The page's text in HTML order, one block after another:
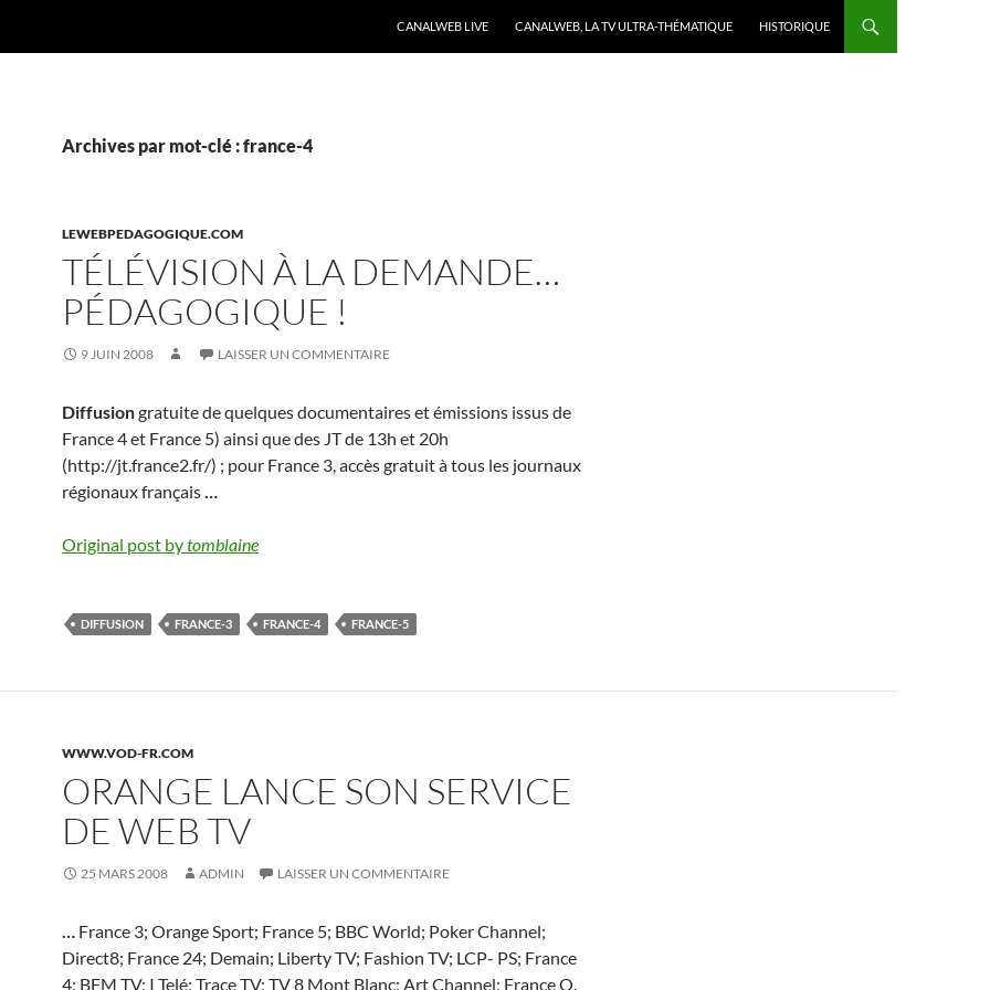
CANALWEB LIVE CANALWEB, LA TV ULTRA-THÉMATIQUE HISTORIQUE
Archives par mot-clé : france-4
LEWEBPEDAGOGIQUE.COM
TÉLÉVISION À LA DEMANDE…
PÉDAGOGIQUE !
9 JUIN 2008 LAISSER UN COMMENTAIRE
Diffusiongratuite de quelques documentaires et émissions issus de
France 4 et France 5) ainsi que des JT de 13h et 20h
(http://jt.france2.fr/) ; pour France 3, accès gratuit à tous les journaux
régionaux français…
Original post bytomblaine
DIFFUSION FRANCE-3 FRANCE-4 FRANCE-5
WWW.VOD-FR.COM
ORANGE LANCE SON SERVICE
DE WEB TV
25 MARS 2008 ADMIN LAISSER UN COMMENTAIRE
… France 3; Orange Sport; France 5; BBC World; Poker Channel;
Direct8; France 24; Demain; Liberty TV; Fashion TV; LCP- PS; France
4; BFM TV; I Telé; Trace TV; TV 8 Mont Blanc; Art Channel; France O.